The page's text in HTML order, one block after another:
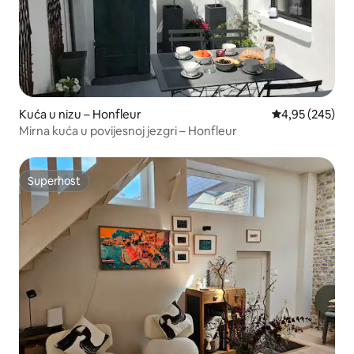
Kuća u nizu – Honfleur Prosječna
4,95 (245)
Mirna kuća u povijesnoj jezgri – Honfleur
Superhost
Superhost